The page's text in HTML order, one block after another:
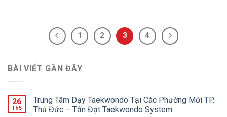
1 2 3 4
BÀI VIẾT GẦN ĐÂY
26
Th5
Trung Tâm Dạy Taekwondo Tại Các Phường Mới TP.
Thủ Đức – Tấn Đạt Taekwondo System